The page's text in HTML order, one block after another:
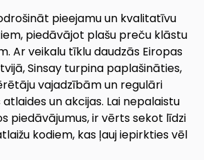
pieejamu un kvalitatīvu
piedāvājot plašu preču klāstu
Ar veikalu tīklu daudzās Eiropas
Sinsay turpina paplašināties,
vajadzībām un regulāri
un akcijas. Lai nepalaistu
piedāvājumus, ir vērts sekot līdzi
kodiem, kas ļauj iepirkties vēl